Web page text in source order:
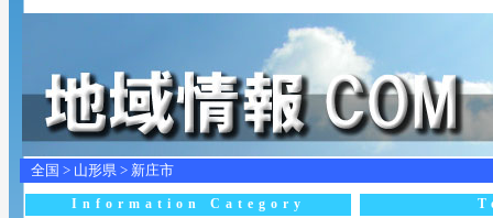
全国 > 山形県 > 新庄市
Information Category